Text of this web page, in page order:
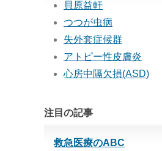
貝原益軒
つつが虫病
失外套症候群
アトピー性皮膚炎
心房中隔欠損(ASD)
注目の記事
救急医療のABC